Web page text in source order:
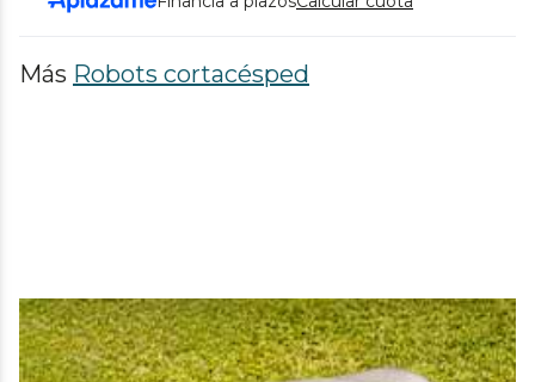
Más Robots cortacésped